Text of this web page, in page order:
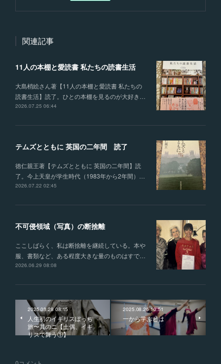
関連記事
11人の本棚と愛読書 私たちの読書生活
大島梢絵さん著【11人の本棚と愛読書 私たちの
読書生活】読了。ひとの本棚を見るのが大好き…
2026.07.25 06:44
テムズとともに 英国の二年間 読了
徳仁親王著【テムズとともに 英国の二年間】読
了。今上天皇が学生時代（1983年から2年間）…
2026.07.22 02:45
不可侵領域（写真）の断捨離
ここしばらく、私は断捨離を継続している。本や
服、書類など、ある程度大きな量のものはすで…
2026.06.29 08:08
2025.08.28 08:15
人生初のイギリスぼっち
旅〜其のニ【土偶、イギ
リスで舞う①】
2025.08.26 10:51
一から学ぶとは